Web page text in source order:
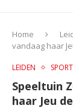
Home
vandaag haar
LEIDEN SPORT
Speeltuin
haar Jeu